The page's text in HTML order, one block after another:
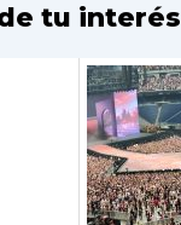
tu interés